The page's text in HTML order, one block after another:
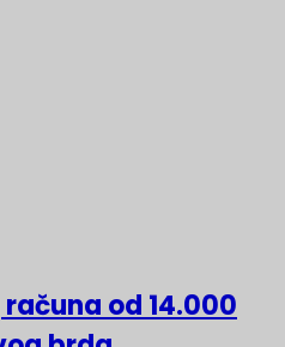
od 14.000